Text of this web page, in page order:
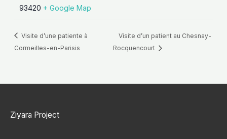
93420 + Google Map
Visite d’une patiente à
Cormeilles-en-Parisis
Visite d’un patient au Chesnay-
Rocquencourt
Ziyara Project